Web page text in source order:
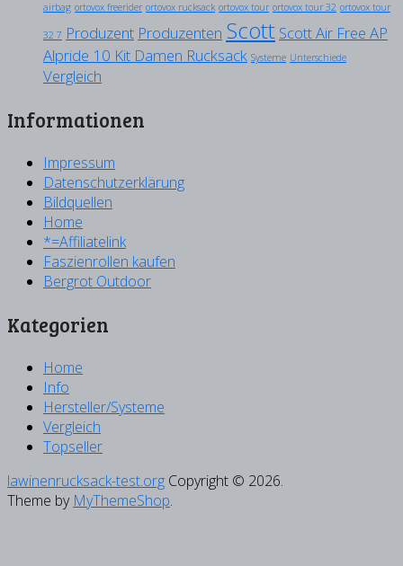
airbag ortovox freerider ortovox rucksack ortovox tour ortovox tour 32 ortovox tour
32 7 Produzent Produzenten Scott Scott Air Free AP
Alpride 10 Kit Damen Rucksack Systeme Unterschiede
Vergleich
Informationen
Impressum
Datenschutzerklärung
Bildquellen
Home
*=Affiliatelink
Faszienrollen kaufen
Bergrot Outdoor
Kategorien
Home
Info
Hersteller/Systeme
Vergleich
Topseller
lawinenrucksack-test.org Copyright © 2026.
Theme by MyThemeShop.